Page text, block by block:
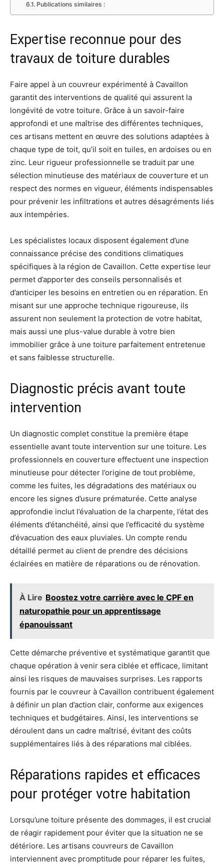
Publications similaires :
Expertise reconnue pour des
travaux de toiture durables
Faire appel à un couvreur expérimenté à Cavaillon
garantit des interventions de qualité qui assurent la
longévité de votre toiture. Grâce à un savoir-faire
approfondi et une maîtrise des différentes techniques,
ces artisans mettent en œuvre des solutions adaptées à
chaque type de toit, qu’il soit en tuiles, en ardoises ou en
zinc. Leur rigueur professionnelle se traduit par une
sélection minutieuse des matériaux de couverture et un
respect des normes en vigueur, éléments indispensables
pour prévenir les infiltrations et autres désagréments liés
aux intempéries.
Les spécialistes locaux disposent également d’une
connaissance précise des conditions climatiques
spécifiques à la région de Cavaillon. Cette expertise leur
permet d’apporter des conseils personnalisés et
d’anticiper les besoins en entretien ou en réparation. En
misant sur une approche technique rigoureuse, ils
assurent non seulement la protection de votre habitat,
mais aussi une plus-value durable à votre bien
immobilier grâce à une toiture parfaitement entretenue
et sans faiblesse structurelle.
Diagnostic précis avant toute
intervention
Un diagnostic complet constitue la première étape
essentielle avant toute intervention sur une toiture. Les
professionnels en couverture effectuent une inspection
minutieuse pour détecter l’origine de tout problème,
comme les fuites, les dégradations des matériaux ou
encore les signes d’usure prématurée. Cette analyse
approfondie inclut l’évaluation de la charpente, l’état des
éléments d’étanchéité, ainsi que l’efficacité du système
d’évacuation des eaux pluviales. Un compte rendu
détaillé permet au client de prendre des décisions
éclairées en matière de réparations ou de rénovation.
À Lire Boostez votre carrière avec le CPF en
naturopathie pour un apprentissage
épanouissant
Cette démarche préventive et systématique garantit que
chaque opération à venir sera ciblée et efficace, limitant
ainsi les risques de mauvaises surprises. Les rapports
fournis par le couvreur à Cavaillon contribuent également
à définir un plan d’action clair, conforme aux exigences
techniques et budgétaires. Ainsi, les interventions se
déroulent dans un cadre maîtrisé, évitant des coûts
supplémentaires liés à des réparations mal ciblées.
Réparations rapides et efficaces
pour protéger votre habitation
Lorsqu’une toiture présente des dommages, il est crucial
de réagir rapidement pour éviter que la situation ne se
détériore. Les artisans couvreurs de Cavaillon
interviennent avec promptitude pour réparer les fuites,